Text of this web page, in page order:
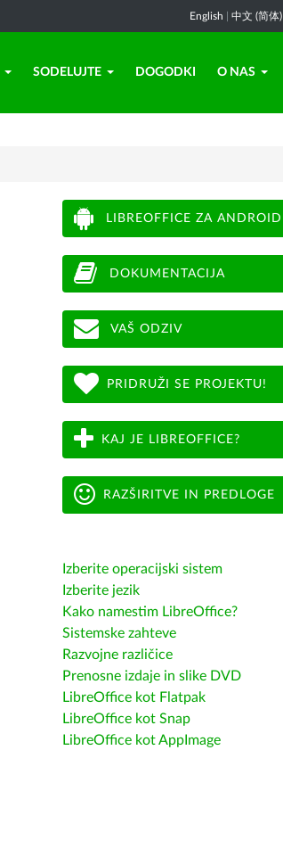
English 中文 (简体)
SODELUJTE DOGODKI O NAS
LIBREOFFICE ZA ANDROID
DOKUMENTACIJA
VAŠ ODZIV
PRIDRUŽI SE PROJEKTU!
KAJ JE LIBREOFFICE?
RAZŠIRITVE IN PREDLOGE
Izberite operacijski sistem
Izberite jezik
Kako namestim LibreOffice?
Sistemske zahteve
Razvojne različice
Prenosne izdaje in slike DVD
LibreOffice kot Flatpak
LibreOffice kot Snap
LibreOffice kot AppImage